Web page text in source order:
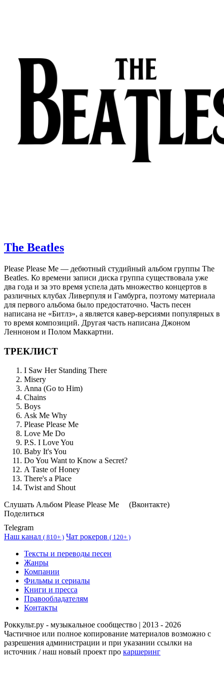
The Beatles
Please Please Me — дебютный студийный альбом группы The
Beatles. Ко времени записи диска группа существовала уже
два года и за это время успела дать множество концертов в
различных клубах Ливерпуля и Гамбурга, поэтому материала
для первого альбома было предостаточно. Часть песен
написана не «Битлз», а является кавер-версиями популярных в
то время композиций. Другая часть написана Джоном
Ленноном и Полом Маккартни.
ТРЕКЛИСТ
I Saw Her Standing There
Misery
Anna (Go to Him)
Chains
Boys
Ask Me Why
Please Please Me
Love Me Do
P.S. I Love You
Baby It's You
Do You Want to Know a Secret?
A Taste of Honey
There's a Place
Twist and Shout
Cлушать Альбом Please Please Me
(Вконтакте)
Поделиться
Telegram
Наш канал ( 810+ ) Чат рокеров ( 120+ )
Тексты и переводы песен
Жанры
Компании
Фильмы и сериалы
Книги и пресса
Правообладателям
Контакты
Роккульт.ру - музыкальное сообщество | 2013 - 2026
Частичное или полное копирование материалов возможно с
разрешения администрации и при указании ссылки на
источник / наш новый проект про каршеринг